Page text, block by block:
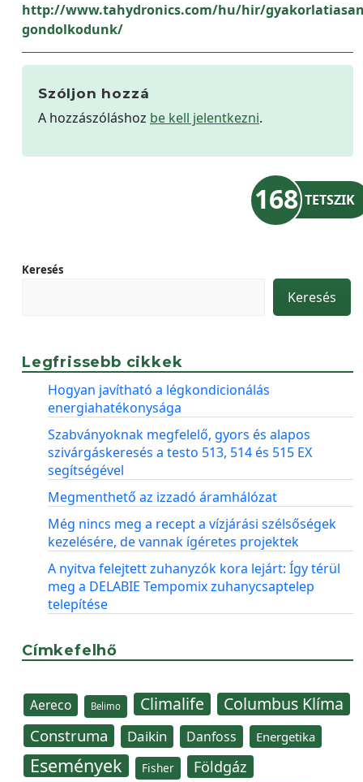
http://www.tahydronics.com/hu/hir/
gondolkodunk/
Szóljon hozzá
A hozzászóláshoz be kell jelentkezni.
168 TETSZIK
Keresés
Keresés
Legfrissebb cikkek
Hogyan javítható a légkondicionálás
energiahatékonysága
Szabványoknak megfelelő, gyors és alapos
szivárgáskeresés a testo 513, 514 és 515 EX
segítségével
Megmenthető az izzadó áramhálózat
Még nincs meg a recept a vízjárási szélsőségek
kezelésére, de vannak ígéretes projektek
A nyitva felejtett zuhanyzók kora lejárt: Így térül
meg a DELABIE Tempomix zuhanycsaptelep
telepítése
Címkefelhő
Aereco Belimo Climalife Columbus Klíma
Construma Daikin Danfoss Energetika
Események Fisher Földgáz